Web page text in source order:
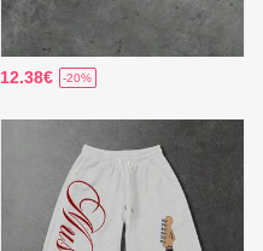
12.38€ -20%